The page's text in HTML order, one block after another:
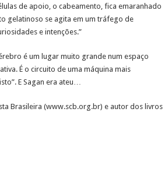
de apoio, o cabeamento, fica emaranhado
gelatinoso se agita em um tráfego de
e intenções.”
é um lugar muito grande num espaço
É o circuito de uma máquina mais
E Sagan era ateu…
Brasileira (www.scb.org.br) e autor dos livros